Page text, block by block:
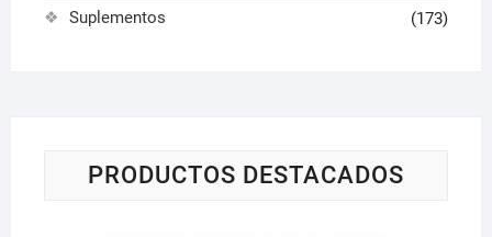
Suplementos (173)
PRODUCTOS DESTACADOS